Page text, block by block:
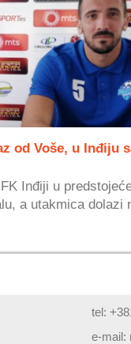
od Voše, u Inđiju
Inđiji u
a utakmica dolazi
tel:
e-mail: